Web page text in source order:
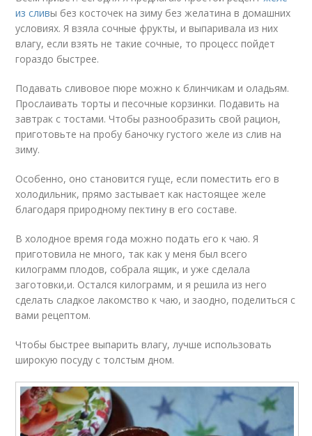
из сливы без косточек на зиму без желатина в домашних
условиях. Я взяла сочные фрукты, и выпаривала из них
влагу, если взять не такие сочные, то процесс пойдет
гораздо быстрее.
Подавать сливовое пюре можно к блинчикам и оладьям.
Прослаивать торты и песочные корзинки. Подавить на
завтрак с тостами. Чтобы разнообразить свой рацион,
приготовьте на пробу баночку густого желе из слив на
зиму.
Особенно, оно становится гуще, если поместить его в
холодильник, прямо застывает как настоящее желе
благодаря природному пектину в его составе.
В холодное время года можно подать его к чаю. Я
приготовила не много, так как у меня был всего
килограмм плодов, собрала ящик, и уже сделала
заготовки,и. Остался килограмм, и я решила из него
сделать сладкое лакомство к чаю, и заодно, поделиться с
вами рецептом.
Чтобы быстрее выпарить влагу, лучше использовать
широкую посуду с толстым дном.